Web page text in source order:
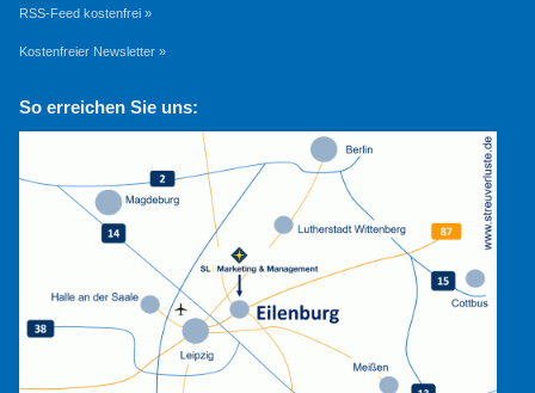
RSS-Feed kostenfrei »
Kostenfreier Newsletter »
So erreichen Sie uns: